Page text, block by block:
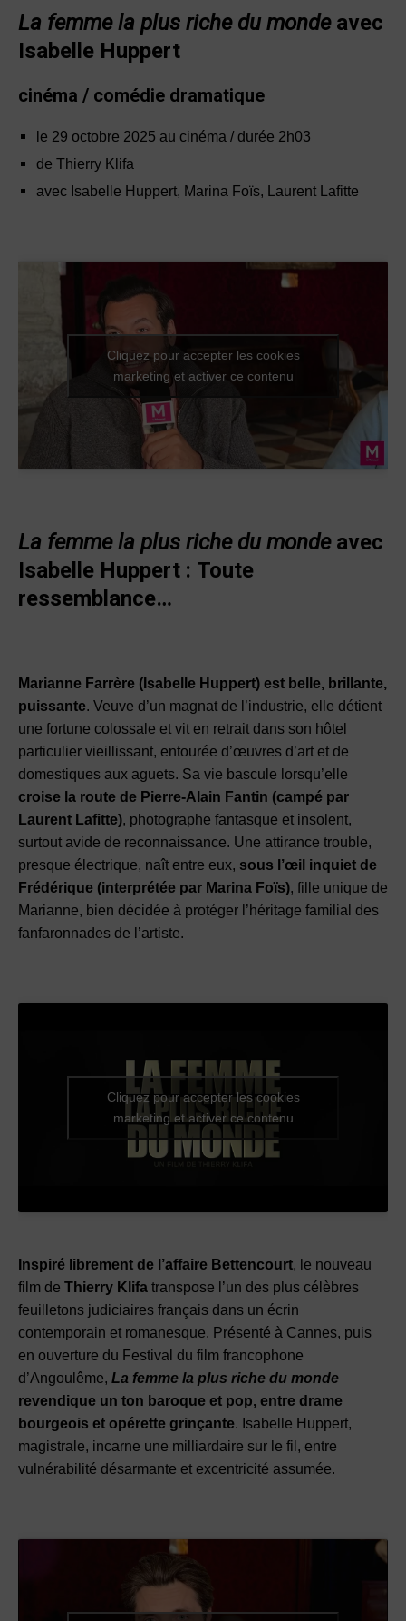
La femme la plus riche du mondeavec
Isabelle Huppert
cinéma / comédie dramatique
le 29 octobre 2025 au cinéma / durée 2h03
de Thierry Klifa
avec Isabelle Huppert, Marina Foïs, Laurent Lafitte
Cliquez pour accepter les cookies
marketing et activer ce contenu
La femme la plus riche du mondeavec
Isabelle Huppert : Toute
ressemblance…
Marianne Farrère (Isabelle Huppert) est belle, brillante,
puissante. Veuve d’un magnat de l’industrie, elle détient
une fortune colossale et vit en retrait dans son hôtel
particulier vieillissant, entourée d’œuvres d’art et de
domestiques aux aguets. Sa vie bascule lorsqu’elle
croise la route de Pierre-Alain Fantin (campé par
Laurent Lafitte), photographe fantasque et insolent,
surtout avide de reconnaissance. Une attirance trouble,
presque électrique, naît entre eux, sous l’œil inquiet de
Frédérique (interprétée par Marina Foïs), fille unique de
Marianne, bien décidée à protéger l’héritage familial des
fanfaronnades de l’artiste.
Cliquez pour accepter les cookies
marketing et activer ce contenu
Inspiré librement de l’affaire Bettencourt, le nouveau
film de Thierry Klifa transpose l’un des plus célèbres
feuilletons judiciaires français dans un écrin
contemporain et romanesque. Présenté à Cannes, puis
en ouverture du Festival du film francophone
d’Angoulême, La femme la plus riche du monde
revendique un ton baroque et pop, entre drame
bourgeois et opérette grinçante. Isabelle Huppert,
magistrale, incarne une milliardaire sur le fil, entre
vulnérabilité désarmante et excentricité assumée.